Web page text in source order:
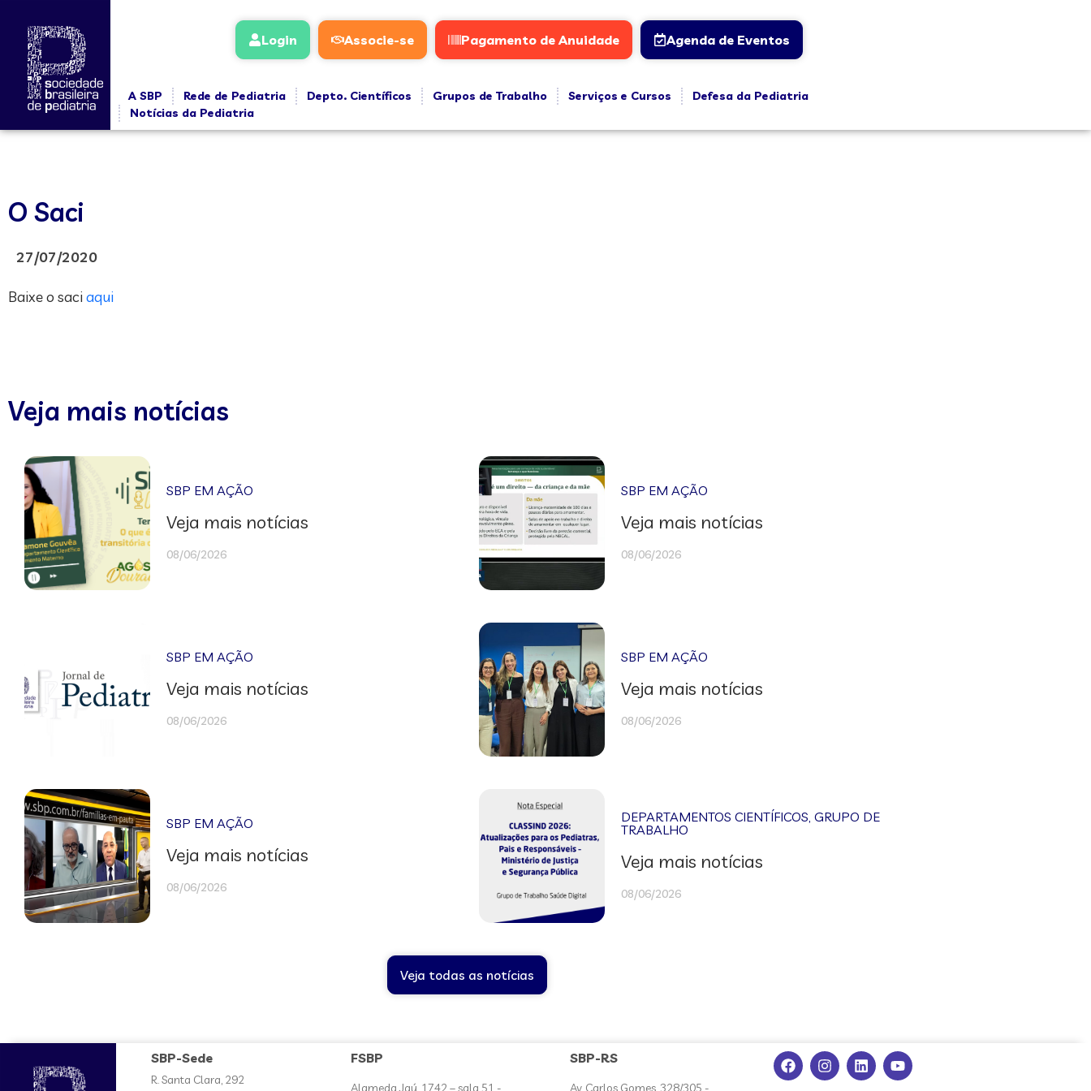
Login Associe-se Pagamento de Anuidade Agenda de Eventos
A SBP Rede de Pediatria Depto. Científicos Grupos de Trabalho Serviços e Cursos
Defesa da Pediatria
Notícias da Pediatria
O Saci
27/07/2020
Baixe o saci aqui
Veja mais notícias
SBP EM AÇÃO
Veja mais notícias
08/06/2026
SBP EM AÇÃO
Veja mais notícias
08/06/2026
SBP EM AÇÃO
Veja mais notícias
08/06/2026
SBP EM AÇÃO
Veja mais notícias
08/06/2026
SBP EM AÇÃO
Veja mais notícias
08/06/2026
DEPARTAMENTOS CIENTÍFICOS,GRUPO DE
TRABALHO
Veja mais notícias
08/06/2026
Veja todas as notícias
SBP-Sede
R. Santa Clara, 292
FSBP
Alameda Jaú, 1742 – sala 51 -
SBP-RS
Av. Carlos Gomes, 328/305 -